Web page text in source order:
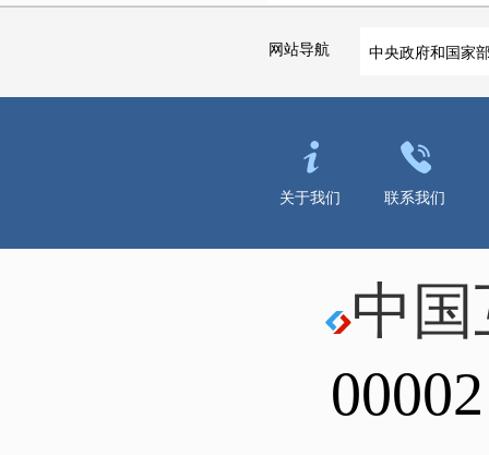
网站导航 中央政府和国家
关于我们 联系我们
中国
00002